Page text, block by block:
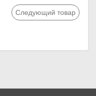
Следующий товар